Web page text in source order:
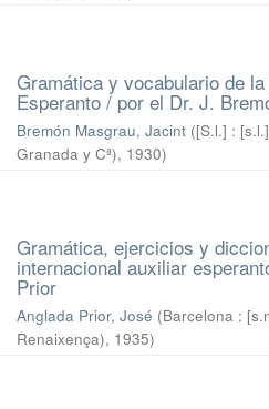
Gramática y vocabulario de
Esperanto / por el Dr. J.
Bremón Masgrau, Jacint ([S.l.] :
Granada y Cª), 1930)
Gramática, ejercicios y
internacional auxiliar
Prior
Anglada Prior, José (Barcelona :
Renaixença), 1935)